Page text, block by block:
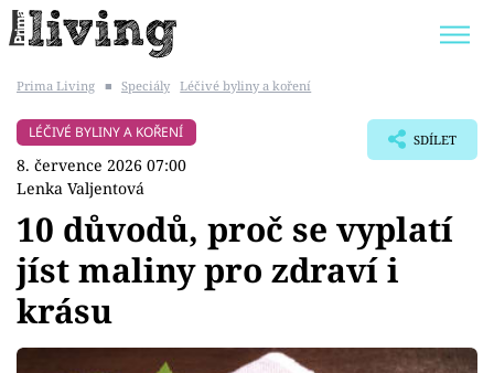
BYDLENÍ SLAVNÝCH
ZAHRADA
Témata
Bydlení
Prima Living ■ Speciály Léčivé byliny a koření
LÉČIVÉ BYLINY A KOŘENÍ
8. července 2026 07:00
Lenka Valjentová
SDÍLET
10 důvodů, proč se vyplatí
jíst maliny pro zdraví i
krásu